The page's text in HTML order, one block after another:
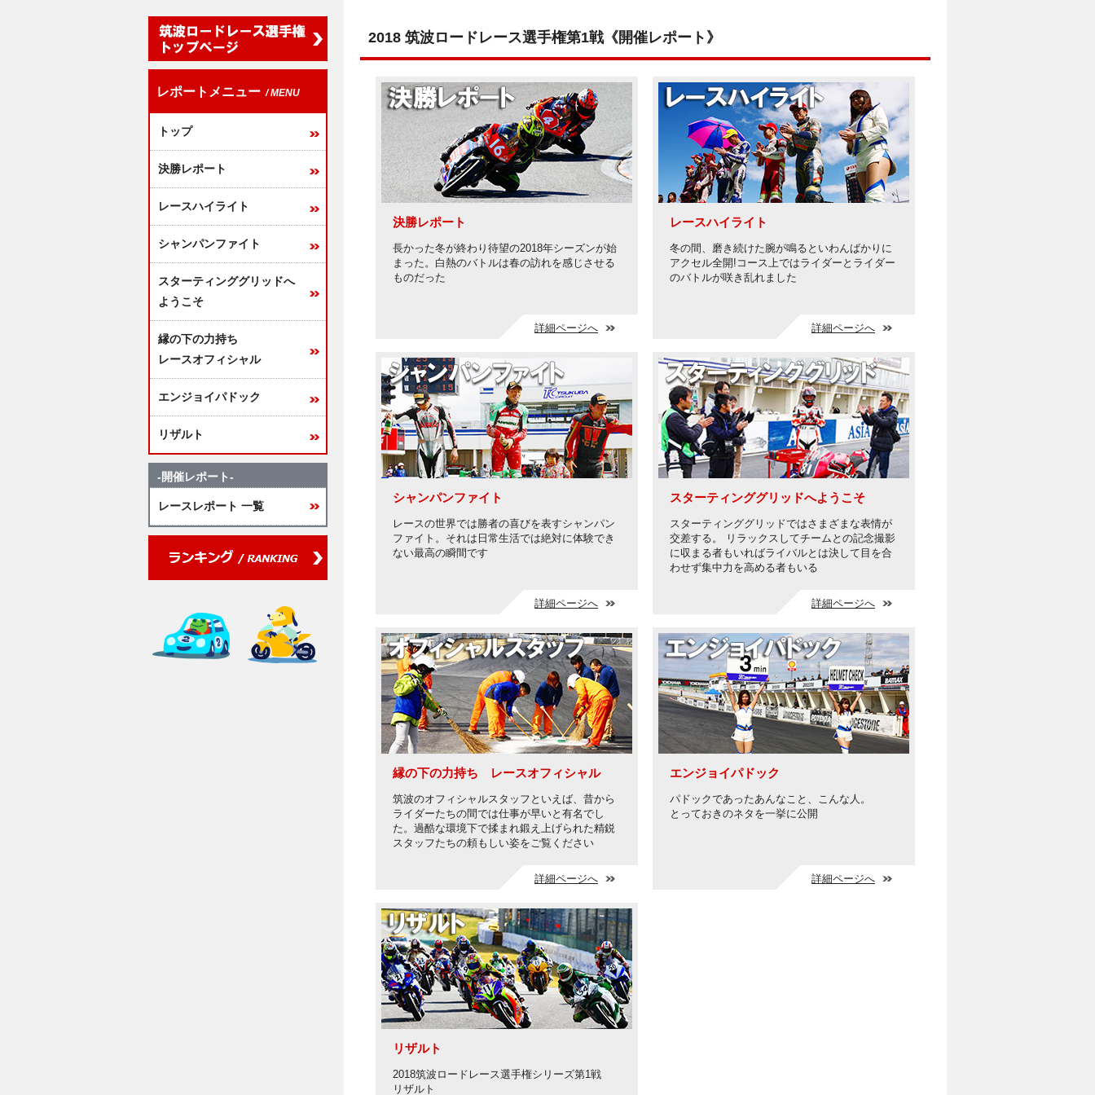
レポートメニュー / MENU
トップ
決勝レポート
レースハイライト
シャンパンファイト
スターティンググリッドへ
ようこそ
縁の下の力持ち
レースオフィシャル
エンジョイパドック
リザルト
-開催レポート-
レースレポート 一覧
2018 筑波ロードレース選手権第1戦《開催レポート》
決勝レポート
長かった冬が終わり待望の2018年シーズンが始
まった。白熱のバトルは春の訪れを感じさせる
ものだった
詳細ページへ
レースハイライト
冬の間、磨き続けた腕が鳴るといわんばかりに
アクセル全開!コース上ではライダーとライダー
のバトルが咲き乱れました
詳細ページへ
シャンパンファイト
レースの世界では勝者の喜びを表すシャンパン
ファイト。それは日常生活では絶対に体験でき
ない最高の瞬間です
詳細ページへ
スターティンググリッドへようこそ
スターティンググリッドではさまざまな表情が
交差する。 リラックスしてチームとの記念撮影
に収まる者もいればライバルとは決して目を合
わせず集中力を高める者もいる
詳細ページへ
縁の下の力持ち レースオフィシャル
筑波のオフィシャルスタッフといえば、昔から
ライダーたちの間では仕事が早いと有名でし
た。過酷な環境下で揉まれ鍛え上げられた精鋭
スタッフたちの頼もしい姿をご覧ください
詳細ページへ
エンジョイパドック
パドックであったあんなこと、こんな人。
とっておきのネタを一挙に公開
詳細ページへ
リザルト
2018筑波ロードレース選手権シリーズ第1戦
リザルト